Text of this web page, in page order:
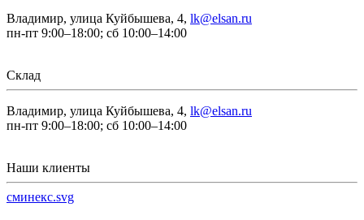
Владимир, улица Куйбышева, 4, lk@elsan.ru
пн-пт 9:00–18:00; сб 10:00–14:00
Склад
Владимир, улица Куйбышева, 4, lk@elsan.ru
пн-пт 9:00–18:00; сб 10:00–14:00
Наши клиенты
сминекс.svg